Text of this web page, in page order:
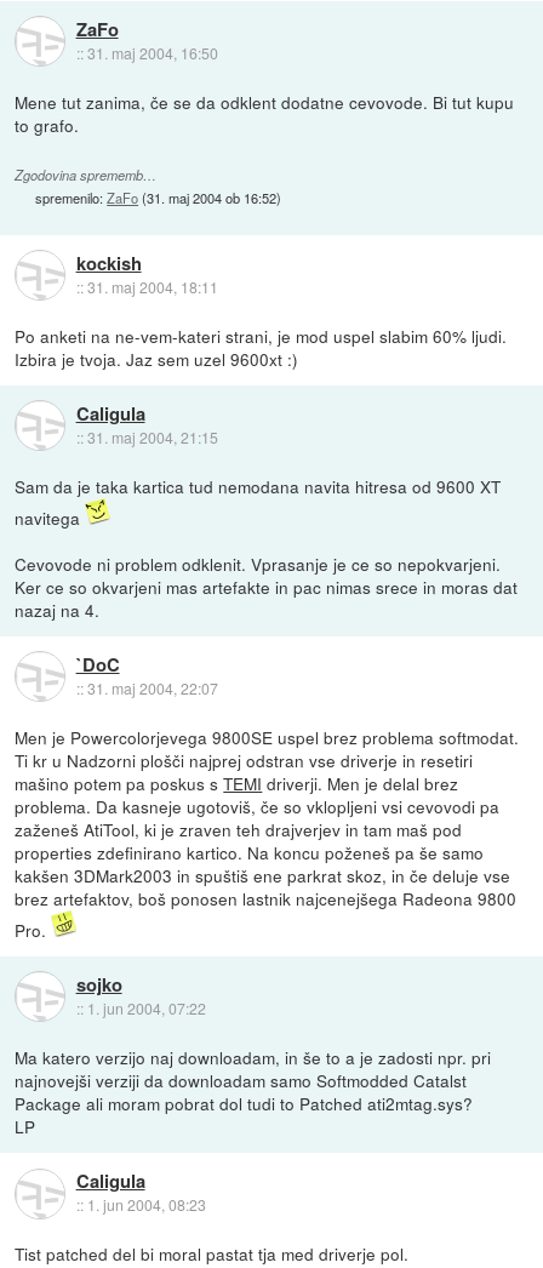
ZaFo
::31. maj 2004, 16:50
Mene tut zanima, če se da odklent dodatne cevovode. Bi tut kupu
to grafo.
Zgodovina sprememb…
spremenilo:ZaFo(31. maj 2004 ob 16:52)
kockish
::31. maj 2004, 18:11
Po anketi na ne-vem-kateri strani, je mod uspel slabim 60% ljudi.
Izbira je tvoja. Jaz sem uzel 9600xt :)
Caligula
::31. maj 2004, 21:15
Sam da je taka kartica tud nemodana navita hitresa od 9600 XT
navitega
Cevovode ni problem odklenit. Vprasanje je ce so nepokvarjeni.
Ker ce so okvarjeni mas artefakte in pac nimas srece in moras dat
nazaj na 4.
`DoC
::31. maj 2004, 22:07
Men je Powercolorjevega 9800SE uspel brez problema softmodat.
Ti kr u Nadzorni plošči najprej odstran vse driverje in resetiri
mašino potem pa poskus sTEMI driverji. Men je delal brez
problema. Da kasneje ugotoviš, če so vklopljeni vsi cevovodi pa
zaženeš AtiTool, ki je zraven teh drajverjev in tam maš pod
properties zdefinirano kartico. Na koncu poženeš pa še samo
kakšen 3DMark2003 in spuštiš ene parkrat skoz, in če deluje vse
brez artefaktov, boš ponosen lastnik najcenejšega Radeona 9800
Pro.
sojko
:: 1. jun 2004, 07:22
Ma katero verzijo naj downloadam, in še to a je zadosti npr. pri
najnovejši verziji da downloadam samo Softmodded Catalst
Package ali moram pobrat dol tudi to Patched ati2mtag.sys?
LP
Caligula
:: 1. jun 2004, 08:23
Tist patched del bi moral pastat tja med driverje pol.